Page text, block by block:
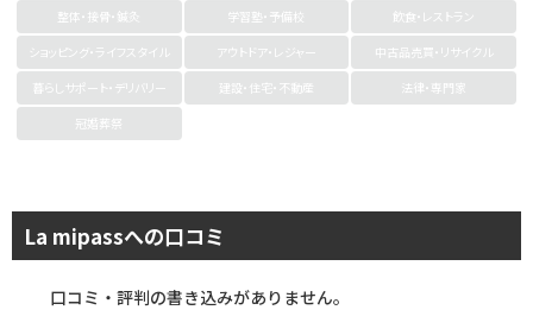
整体・接骨・鍼灸 学習塾・予備校
飲食・レストラン
ショッピング・ライフスタイル
アウトドア・レジャー
中古品売買・リサイクル
暮らしサポート・デリバリー
建設・住宅・不動産
法律・専門家
冠婚葬祭
La mipassへの口コミ
口コミ・評判の書き込みがありません。